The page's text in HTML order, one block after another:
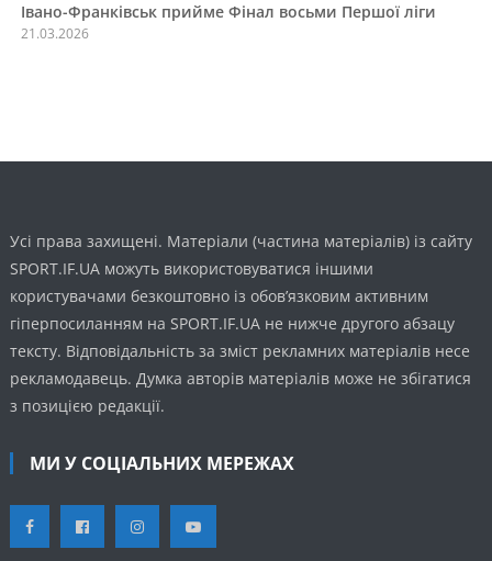
Івано-Франківськ прийме Фінал восьми Першої ліги
21.03.2026
Усі права захищені. Матеріали (частина матеріалів) із сайту
SPORT.IF.UA можуть використовуватися іншими
користувачами безкоштовно із обов’язковим активним
гіперпосиланням на SPORT.IF.UA не нижче другого абзацу
тексту. Відповідальність за зміст рекламних матеріалів несе
рекламодавець. Думка авторів матеріалів може не збігатися
з позицією редакції.
МИ У СОЦІАЛЬНИХ МЕРЕЖАХ